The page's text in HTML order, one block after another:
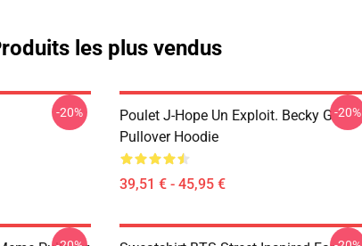
les plus vendus
-20%
Poulet J-Hope Un Exploit. Becky G
Pullover Hoodie
39,51 € - 45,95 €
-20%